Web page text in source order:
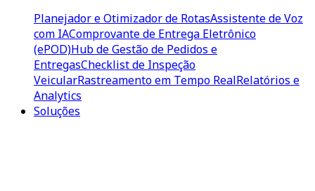
Planejador e Otimizador de RotasAssistente de Voz
com IAComprovante de Entrega Eletrônico
(ePOD)Hub de Gestão de Pedidos e
EntregasChecklist de Inspeção
VeicularRastreamento em Tempo RealRelatórios e
Analytics
Soluções